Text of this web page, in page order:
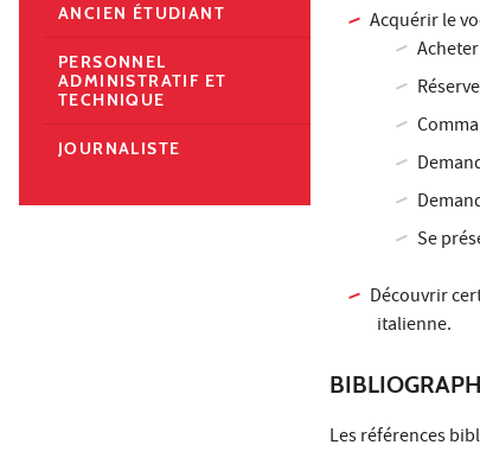
Acquérir le
Se
Découvrir
italienne.
Les références
ANCIEN ÉTUDIANT
PERSONNEL
ADMINISTRATIF ET
TECHNIQUE
JOURNALISTE